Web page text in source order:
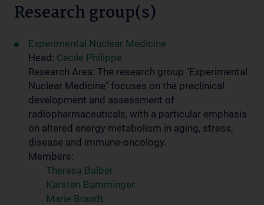
Research group(s)
Experimental Nuclear Medicine
Head: Cécile Philippe
Research Area: The research group "Experimental
Nuclear Medicine" focuses on the preclinical
development and assessment of
radiopharmaceuticals, with a particular emphasis
on altered energy metabolism in aging, stress,
disease and immune-oncology.
Members:
Theresa Balber
Karsten Bamminger
Marie Brandt